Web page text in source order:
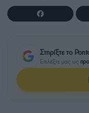
Στηρίξτε το
Επιλέξτε μας ως